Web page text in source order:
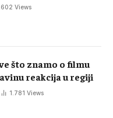
Views
što znamo o filmu
reakcija u regiji
1.781 Views